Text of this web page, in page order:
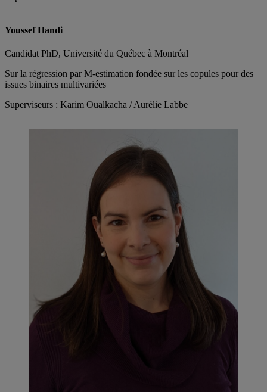
Youssef Handi
Candidat PhD, Université du Québec à Montréal
Sur la régression par M-estimation fondée sur les copules pour des
issues binaires multivariées
Superviseurs : Karim Oualkacha / Aurélie Labbe